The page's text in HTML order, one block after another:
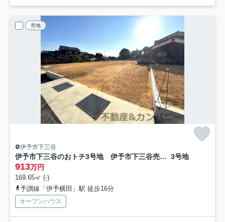
売地
伊予市下三谷
伊予市下三谷のおトチ3号地 伊予市下三谷売土地 3号地
913万円
169.65㎡ (-)
予讃線「伊予横田」駅 徒歩16分
オープンハウス